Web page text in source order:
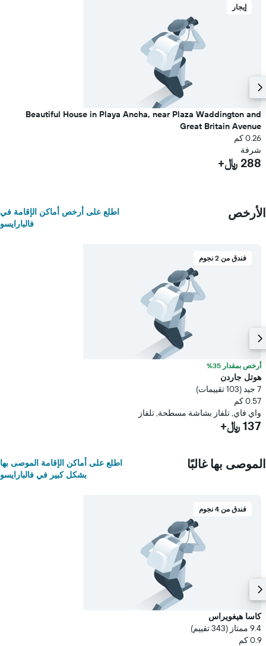
إيجار
Beautiful House in Playa Ancha, near Plaza Waddington and
Great Britain Avenue
0.26 كم
شرفة
288 ﷼+
الأرخص
اطلع على أرخص أماكن الإقامة في
فالبارايسو
فندق من 2 نجوم
أرخص بمقدار 35%
هوتل جاردن
7 جيد (103 تقييمات)
0.57 كم
واي فاي, تلفاز بشاشة مسطحة, تلفاز
137 ﷼+
الموصى بها غالبًا
اطلع على أماكن الإقامة الموصى بها
بشكل كبير في فالبارايسو
فندق من 4 نجوم
كاسا هيغويراس
9.4 ممتاز (343 تقييم)
0.9 كم